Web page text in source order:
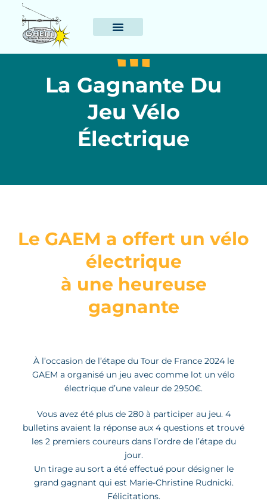
La Gagnante Du
Jeu Vélo
Électrique
Le GAEM a offert un vélo
électrique
à une heureuse
gagnante
À l’occasion de l’étape du Tour de France 2024 le
GAEM a organisé un jeu avec comme lot un vélo
électrique d’une valeur de 2950€.
Vous avez été plus de 280 à participer au jeu. 4
bulletins avaient la réponse aux 4 questions et trouvé
les 2 premiers coureurs dans l’ordre de l’étape du
jour.
Un tirage au sort a été effectué pour désigner le
grand gagnant qui est Marie-Christine Rudnicki.
Félicitations.